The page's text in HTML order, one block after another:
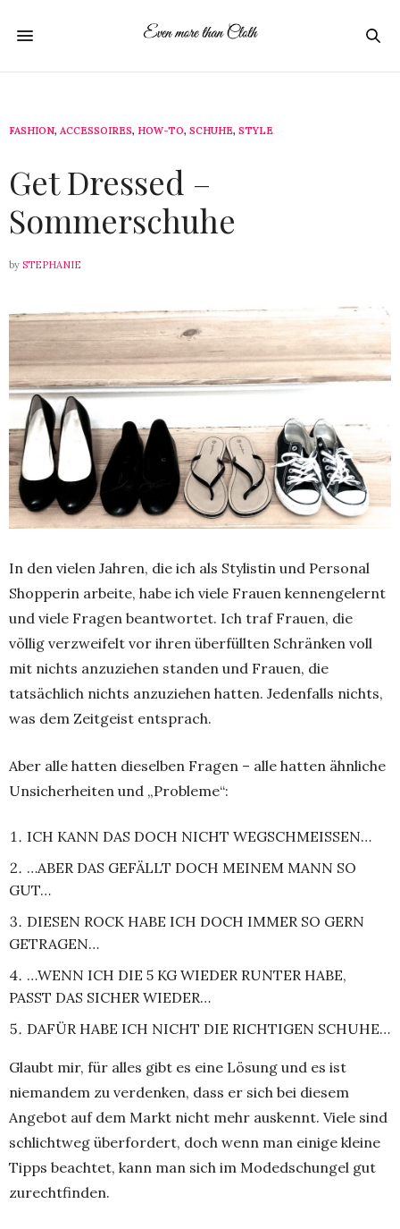
FASHION, ACCESSOIRES, HOW-TO, SCHUHE, STYLE
Get Dressed –
Sommerschuhe
by STEPHANIE
In den vielen Jahren, die ich als Stylistin und Personal
Shopperin arbeite, habe ich viele Frauen kennengelernt
und viele Fragen beantwortet. Ich traf Frauen, die
völlig verzweifelt vor ihren überfüllten Schränken voll
mit nichts anzuziehen standen und Frauen, die
tatsächlich nichts anzuziehen hatten. Jedenfalls nichts,
was dem Zeitgeist entsprach.
Aber alle hatten dieselben Fragen – alle hatten ähnliche
Unsicherheiten und „Probleme“:
ICH KANN DAS DOCH NICHT WEGSCHMEISSEN…
…ABER DAS GEFÄLLT DOCH MEINEM MANN SO
GUT…
DIESEN ROCK HABE ICH DOCH IMMER SO GERN
GETRAGEN…
…WENN ICH DIE 5 KG WIEDER RUNTER HABE,
PASST DAS SICHER WIEDER…
DAFÜR HABE ICH NICHT DIE RICHTIGEN SCHUHE…
Glaubt mir, für alles gibt es eine Lösung und es ist
niemandem zu verdenken, dass er sich bei diesem
Angebot auf dem Markt nicht mehr auskennt. Viele sind
schlichtweg überfordert, doch wenn man einige kleine
Tipps beachtet, kann man sich im Modedschungel gut
zurechtfinden.